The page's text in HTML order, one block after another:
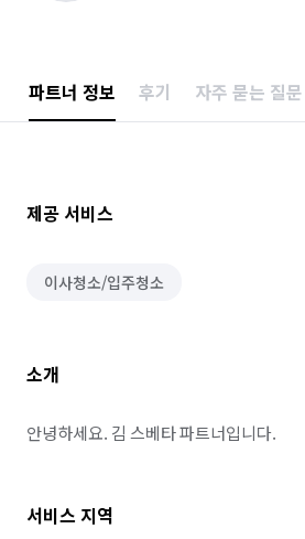
파트너 정보 후기 자주 묻는 질문
제공 서비스
이사청소/입주청소
소개
안녕하세요. 김 스베타 파트너입니다.
서비스 지역